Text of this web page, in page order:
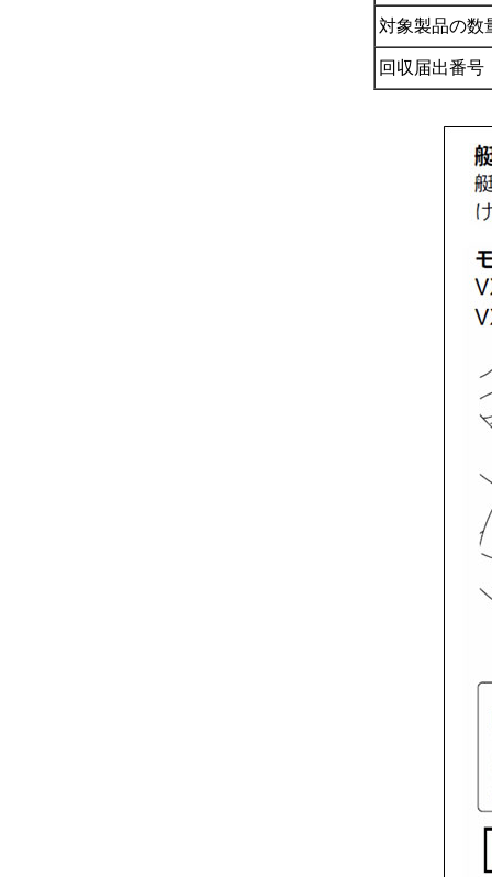
対象製品の数
回収届出番号